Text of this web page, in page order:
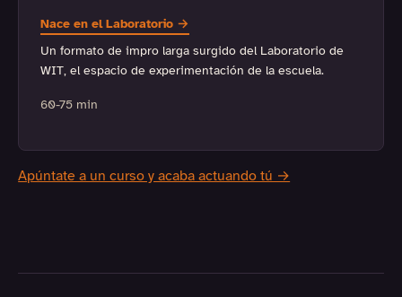
Nace en el Laboratorio →
Un formato de impro larga surgido del Laboratorio de
WIT, el espacio de experimentación de la escuela.
60-75 min
Apúntate a un curso y acaba actuando tú →